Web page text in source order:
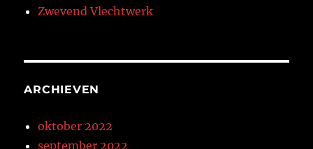
Zwevend Vlechtwerk
ARCHIEVEN
oktober 2022
september 2022